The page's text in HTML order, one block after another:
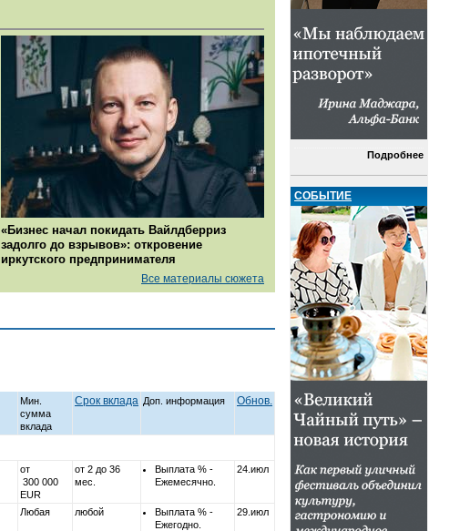
«Бизнес начал покидать Вайлдберриз
задолго до взрывов»: откровение
иркутского предпринимателя
Все материалы сюжета
Мин.
cумма
вклада
Срок вклада Доп. информация Обнов.
от
300 000
EUR
от 2 до 36
мес.
Выплата % -
Ежемесячно.
24.июл
Любая любой
Выплата % -
Ежегодно.
29.июл
Подробнее
СОБЫТИЕ